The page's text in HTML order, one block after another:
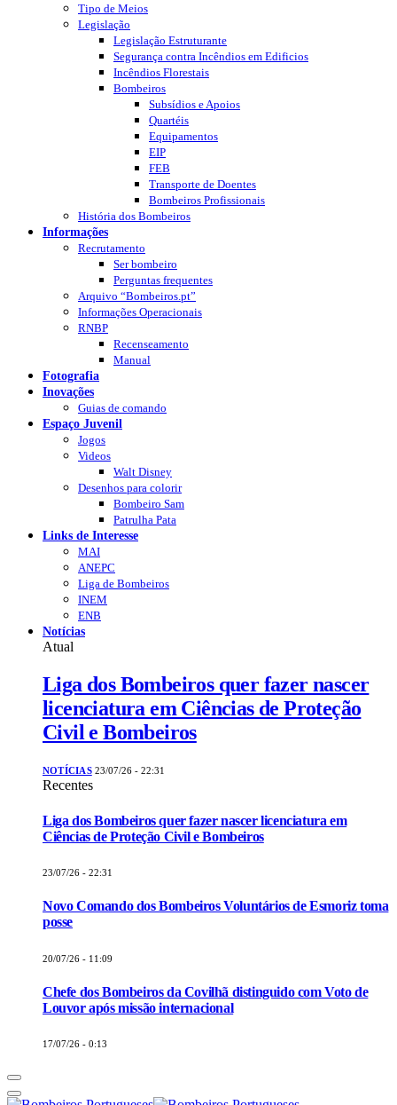
Tipo de Meios
Legislação
Legislação Estruturante
Segurança contra Incêndios em Edificios
Incêndios Florestais
Bombeiros
Subsídios e Apoios
Quartéis
Equipamentos
EIP
FEB
Transporte de Doentes
Bombeiros Profissionais
História dos Bombeiros
Informações
Recrutamento
Ser bombeiro
Perguntas frequentes
Arquivo “Bombeiros.pt”
Informações Operacionais
RNBP
Recenseamento
Manual
Fotografia
Inovações
Guias de comando
Espaço Juvenil
Jogos
Videos
Walt Disney
Desenhos para colorir
Bombeiro Sam
Patrulha Pata
Links de Interesse
MAI
ANEPC
Liga de Bombeiros
INEM
ENB
Notícias
Atual
Liga dos Bombeiros quer fazer nascer
licenciatura em Ciências de Proteção
Civil e Bombeiros
NOTÍCIAS 23/07/26 - 22:31
Recentes
Liga dos Bombeiros quer fazer nascer licenciatura em
Ciências de Proteção Civil e Bombeiros
23/07/26 - 22:31
Novo Comando dos Bombeiros Voluntários de Esmoriz toma
posse
20/07/26 - 11:09
Chefe dos Bombeiros da Covilhã distinguido com Voto de
Louvor após missão internacional
17/07/26 - 0:13